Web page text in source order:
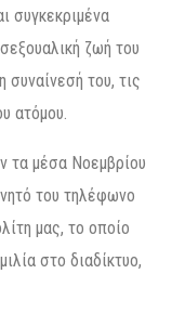
συγκεκριμένα
ζωή του
συναίνεσή του, τις
ατόμου.
τα μέσα Νοεμβρίου
του τηλέφωνο
μας, το οποίο
στο διαδίκτυο,